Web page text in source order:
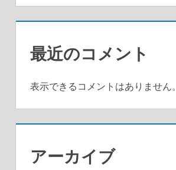
最近のコメント
表示できるコメントはありません。
アーカイブ